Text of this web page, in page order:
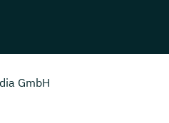
GmbH